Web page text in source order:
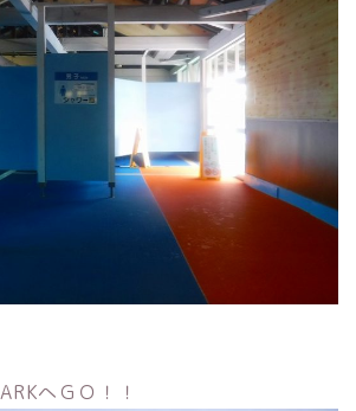
へＧＯ！！